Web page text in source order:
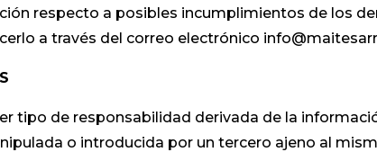
respecto a posibles incumplimientos de los
a través del correo electrónico
tipo de responsabilidad derivada de la
o introducida por un tercero ajeno al